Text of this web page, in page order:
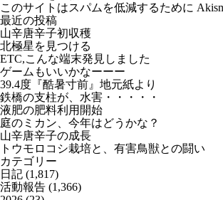
このサイトはスパムを低減するために
最近の投稿
山辛唐辛子初収穫
北極星を見つける
ETC,こんな端末発見しました
ゲームもいいかなーーー
39.4度『酷暑寸前』地元紙より
鉄橋の支柱が、水害・・・・・
液肥の肥料利用開始
庭のミカン、今年はどうかな？
山辛唐辛子の成長
トウモロコシ栽培と、有害鳥獣との闘い
カテゴリー
日記 (1,817)
活動報告 (1,366)